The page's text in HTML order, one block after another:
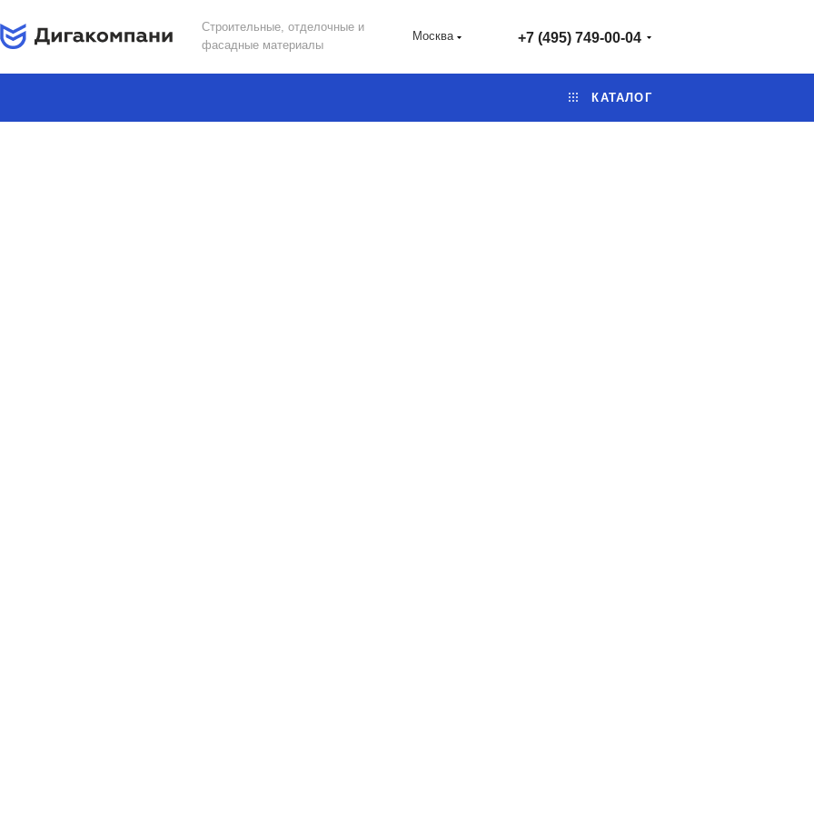
Строительные, отделочные и
фасадные материалы
Москва +7 (495) 749-00-04
КАТАЛОГ